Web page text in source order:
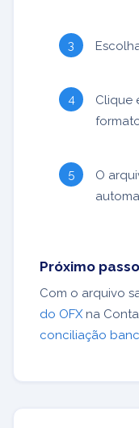
Clique
O
Próximo passo
Com o arquivo
do OFXna
conciliação